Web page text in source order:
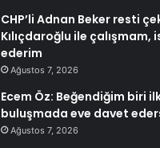
CHP’li Adnan Beker resti
Kılıçdaroğlu ile çalışmam,
ederim
Ağustos 7, 2026
Ecem Öz: Beğendiğim biri
buluşmada eve davet
Ağustos 7, 2026